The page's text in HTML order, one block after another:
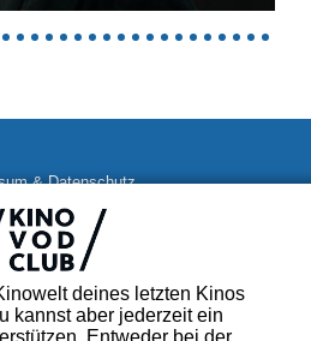
deines letzten Kinos
kannst aber jederzeit ein
Entweder bei der
& Datenschutz
AGB
Kontakt
FAQ
Newsletter
Partner